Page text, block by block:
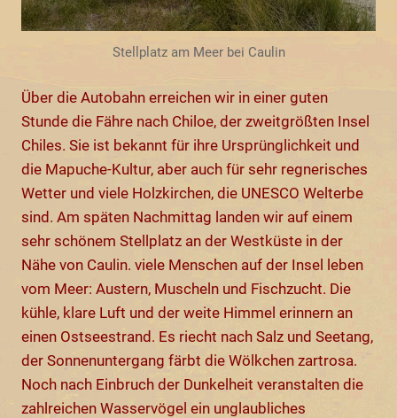
Stellplatz am Meer bei Caulin
Über die Autobahn erreichen wir in einer guten
Stunde die Fähre nach Chiloe, der zweitgrößten Insel
Chiles. Sie ist bekannt für ihre Ursprünglichkeit und
die Mapuche-Kultur, aber auch für sehr regnerisches
Wetter und viele Holzkirchen, die UNESCO Welterbe
sind. Am späten Nachmittag landen wir auf einem
sehr schönem Stellplatz an der Westküste in der
Nähe von Caulin. viele Menschen auf der Insel leben
vom Meer: Austern, Muscheln und Fischzucht. Die
kühle, klare Luft und der weite Himmel erinnern an
einen Ostseestrand. Es riecht nach Salz und Seetang,
der Sonnenuntergang färbt die Wölkchen zartrosa.
Noch nach Einbruch der Dunkelheit veranstalten die
zahlreichen Wasservögel ein unglaubliches